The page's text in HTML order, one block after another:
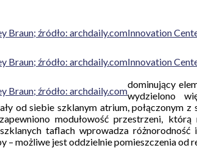
Braun; źródło: archdaily.comInnovation
Braun; źródło: archdaily.comInnovation
Braun; źródło: archdaily.com
dominujący
wydzielono
od siebie szklanym atrium, połączonym
zapewniono modułowość przestrzeni,
taflach wprowadza
– możliwe jest oddzielnie pomieszczenia